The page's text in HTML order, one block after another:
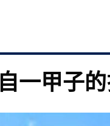
一甲子